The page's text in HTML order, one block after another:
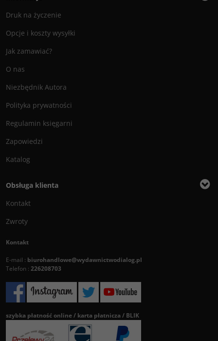
Druk na życzenie
Opcje i koszty wysyłki
Jak zamawiać?
O nas
Niezbędnik Autora
Polityka prywatności
Regulamin księgarni
Zapowiedzi
Katalog
Obsługa klienta
Kontakt
Zwroty
Kontakt
E-mail : biurohandlowe@wydawnictwodialog.pl
Telefon : 226208703
szybka płatność online / karta płatnicza / BLIK